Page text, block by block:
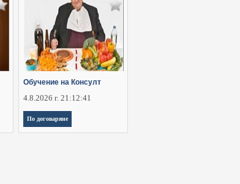
Обучение на Консулт
4.8.2026 г. 21:12:41
По договаряне